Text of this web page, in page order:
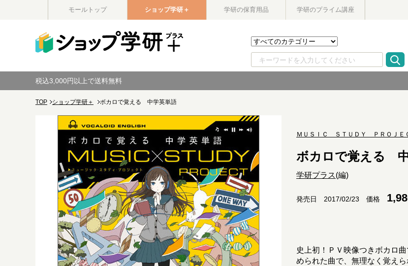
モールトップ ショップ学研＋ 学研の保育用品 学研のプライム講座
税込3,000円以上で送料無料
TOP ショップ学研＋ ボカロで覚える 中学英単語
ＭＵＳＩＣ ＳＴＵＤＹ ＰＲＯＪＥ
ボカロで覚える
学研プラス(編)
発売日 2017/02/23 価格
史上初！ＰＶ映像つきボカロ
められた曲で、無理なく覚え